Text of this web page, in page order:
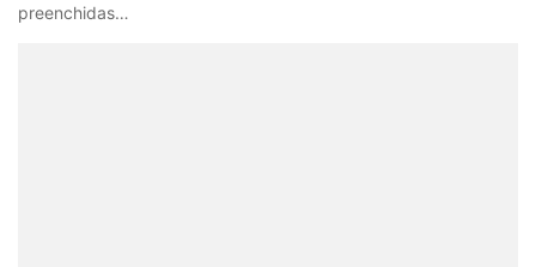
preenchidas…